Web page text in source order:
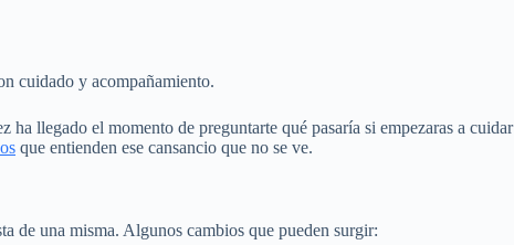
cuidado y acompañamiento.
llegado el momento de preguntarte qué pasaría si empezaras a cuidar
que entienden ese cansancio que no se ve.
de una misma. Algunos cambios que pueden surgir: